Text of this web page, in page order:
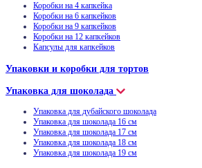
Коробки на 4 капкейка
Коробки на 6 капкейков
Коробки на 9 капкейков
Коробки на 12 капкейков
Капсулы для капкейков
Упаковки и коробки для тортов
Упаковка для шоколада
Упаковка для дубайского шоколада
Упаковка для шоколада 16 см
Упаковка для шоколада 17 см
Упаковка для шоколада 18 см
Упаковка для шоколада 19 см